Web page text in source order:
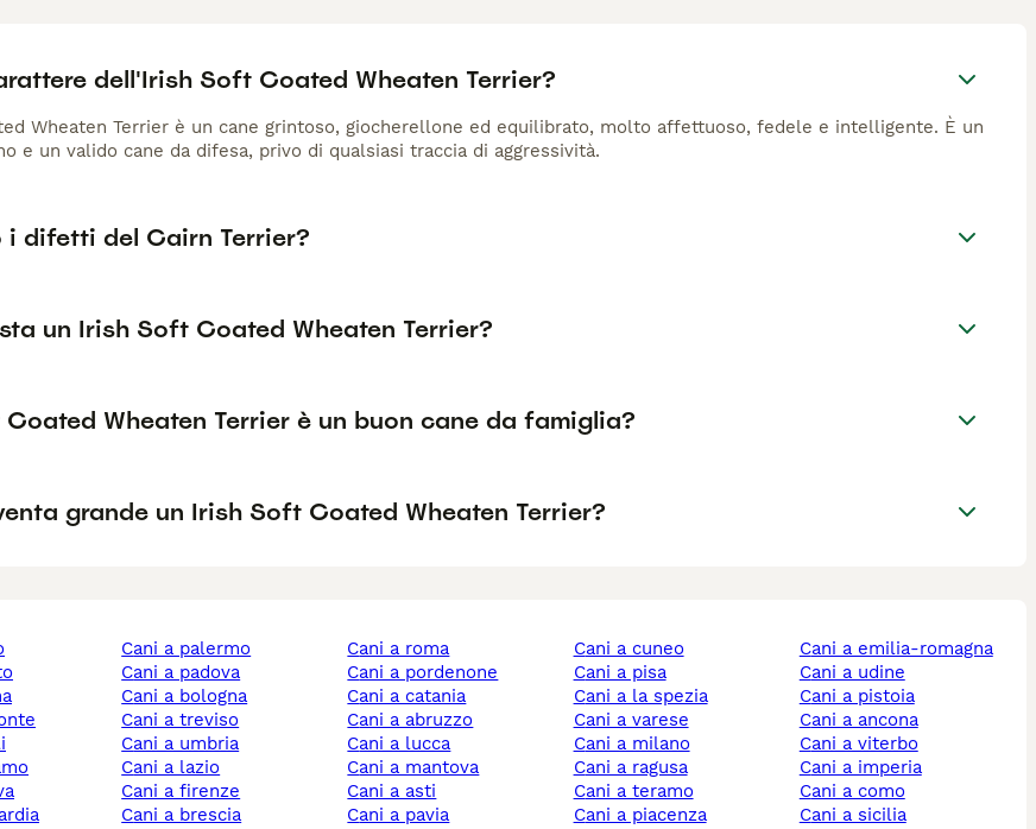
dell'Irish Soft Coated Wheaten Terrier?
Wheaten Terrier è un cane grintoso, giocherellone ed equilibrato, molto affettuoso, fedele e intelligente. È un
e un valido cane da difesa, privo di qualsiasi traccia di aggressività.
i difetti del Cairn Terrier?
un Irish Soft Coated Wheaten Terrier?
Wheaten Terrier è un buon cane da famiglia?
grande un Irish Soft Coated Wheaten Terrier?
cani a palermo
cani a padova
cani a bologna
cani a treviso
cani a umbria
cani a lazio
cani a firenze
cani a brescia
cani a roma
cani a pordenone
cani a catania
cani a abruzzo
cani a lucca
cani a mantova
cani a asti
cani a pavia
cani a cuneo
cani a pisa
cani a la spezia
cani a varese
cani a milano
cani a ragusa
cani a teramo
cani a piacenza
cani a emilia-romagna
cani a udine
cani a pistoia
cani a ancona
cani a viterbo
cani a imperia
cani a como
cani a sicilia